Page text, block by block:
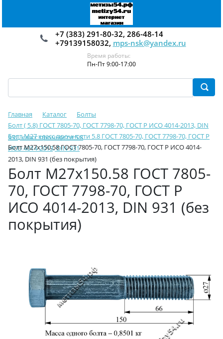
+7 (383) 291-80-32, 286-48-14
+79139158032, mps-nsk@yandex.ru
Время работы:
Пн-Пт 9:00-17:00
Главная Каталог
Болты
Болт ( 5.8) ГОСТ 7805-70, ГОСТ 7798-70, ГОСТ Р ИСО 4014-2013, DIN
931, класс прочности 5.8
Болт М27 класс прочности 5.8 ГОСТ 7805-70, ГОСТ 7798-70, ГОСТ Р
ИСО 4014-2013, DIN 931
Болт М27х150.58 ГОСТ 7805-70, ГОСТ 7798-70, ГОСТ Р ИСО 4014-
2013, DIN 931 (без покрытия)
Болт М27х150.58 ГОСТ 7805-
70, ГОСТ 7798-70, ГОСТ Р
ИСО 4014-2013, DIN 931 (без
покрытия)